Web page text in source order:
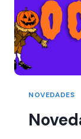
NOVEDADES